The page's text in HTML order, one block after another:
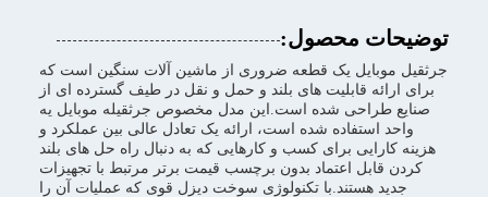
توضیحات محصول:
جرثقیل موبایل یک قطعه ضروری از ماشین آلات سنگین است که
برای ارائه قابلیت های بلند و حمل و نقل در طیف گسترده ای از
صنایع طراحی شده است.اين مدل مخصوص جرثقيله موبايل يه
واحد استفاده شده است، ارائه یک تعادل عالی بین عملکرد و
هزینه کارایی برای کسب و کارهایی که به دنبال راه حل های بلند
کردن قابل اعتماد بدون برچسب قیمت برتر مرتبط با تجهیزات
جدید هستند.با تکنولوژی سوخت دیزل قوی که عملیات آن را